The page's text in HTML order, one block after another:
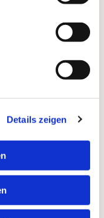
Details zeigen